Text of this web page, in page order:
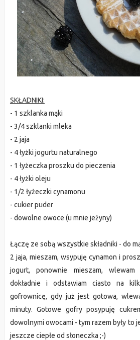
SKŁADNIKI:
- 1 szklanka mąki
- 3/4 szklanki mleka
- 2 jaja
- 4 łyżki jogurtu naturalnego
- 1 łyżeczka proszku do pieczenia
- 4 łyżki oleju
- 1/2 łyżeczki cynamonu
- cukier puder
- dowolne owoce (u mnie jeżyny)
Łączę ze sobą wszystkie składniki - do
2 jaja, mieszam, wsypuję cynamon i
jogurt, ponownie mieszam, wlewam
dokładnie i odstawiam ciasto na
gofrownicę, gdy już jest gotowa,
minuty. Gotowe gofry posypuję
dowolnymi owocami - tym razem były to
jeszcze ciepłe od słoneczka ;-)